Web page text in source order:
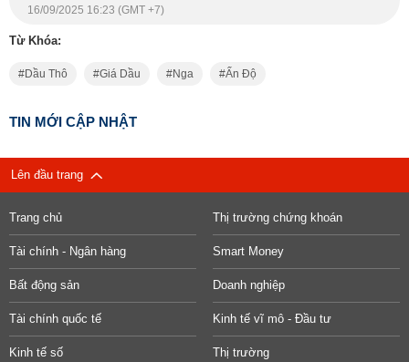
16/09/2025 16:23 (GMT +7)
Từ Khóa:
Dầu Thô Giá Dầu Nga Ấn Độ
TIN MỚI CẬP NHẬT
Lên đầu trang
Trang chủ Thị trường chứng khoán
Tài chính - Ngân hàng Smart Money
Bất động sản Doanh nghiệp
Tài chính quốc tế Kinh tế vĩ mô - Đầu tư
Kinh tế số Thị trường